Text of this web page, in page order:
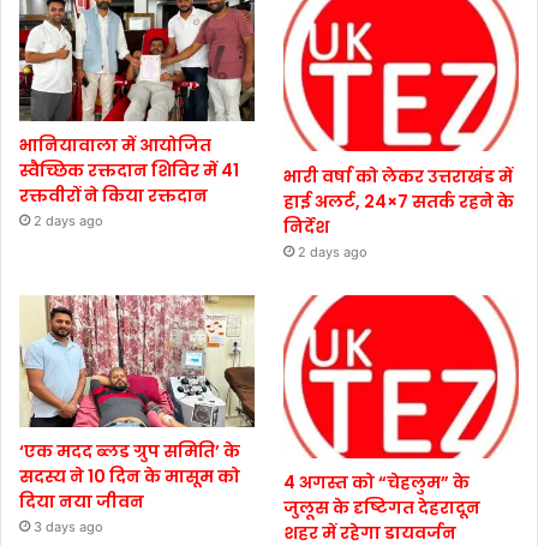
भानियावाला में आयोजित
स्वैच्छिक रक्तदान शिविर में 41
रक्तवीरों ने किया रक्तदान
2 days ago
भारी वर्षा को लेकर उत्तराखंड में
हाई अलर्ट, 24×7 सतर्क रहने के
निर्देश
2 days ago
‘एक मदद ब्लड ग्रुप समिति’ के
सदस्य ने 10 दिन के मासूम को
दिया नया जीवन
3 days ago
4 अगस्त को “चेहलुम” के
जुलूस के दृष्टिगत देहरादून
शहर में रहेगा डायवर्जन